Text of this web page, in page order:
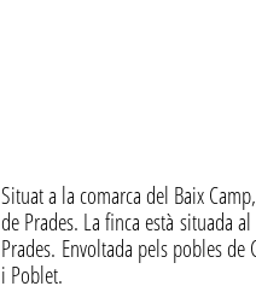
Situat a la comarca del Baix
de Prades. La finca està situada
Prades. Envoltada pels pobles
i Poblet.